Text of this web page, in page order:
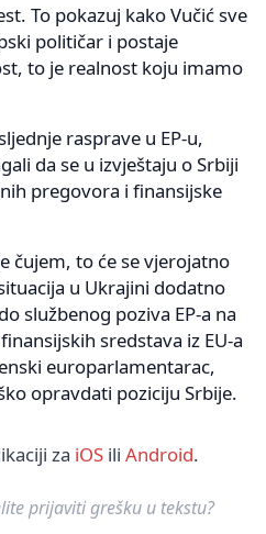
To pokazuj kako Vučić sve
političar i postaje
to je realnost koju imamo
rasprave u EP-u,
da se u izvještaju o Srbiji
pregovora i finansijske
čujem, to će se vjerojatno
u Ukrajini dodatno
službenog poziva EP-a na
sredstava iz EU-a
europarlamentarac,
opravdati poziciju Srbije.
za iOS ili Android.
prijaviti grešku u tekstu?